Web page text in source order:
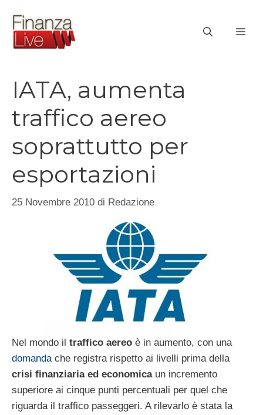
contenuto
IATA, aumenta
traffico aereo
soprattutto per
esportazioni
25 Novembre 2010 di Redazione
Nel mondo il traffico aereo è in aumento, con una
domandache registra rispetto ai livelli prima della
crisi finanziaria ed economicaun incremento
superiore ai cinque punti percentuali per quel che
riguarda il traffico passeggeri. A rilevarlo è stata la